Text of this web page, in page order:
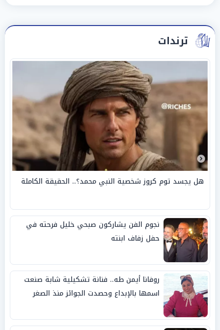
ترندات
هل يجسد توم كروز شخصية النبي محمد؟.. الحقيقة الكاملة
نجوم الفن يشاركون صبحي خليل فرحته في
حفل زفاف ابنته
روفانا أيمن طه.. فنانة تشكيلية شابة صنعت
اسمها بالإبداع وحصدت الجوائز منذ الصغر